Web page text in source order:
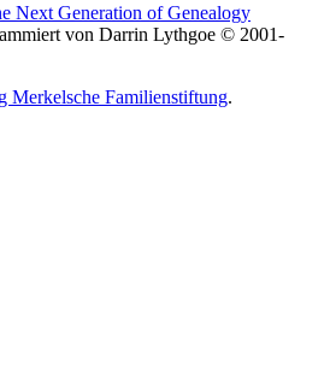
Next Generation of Genealogy
von Darrin Lythgoe © 2001-
Merkelsche Familienstiftung.